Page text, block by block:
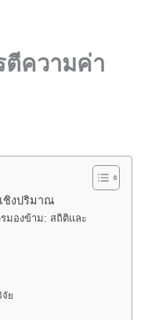
ตีความค่า
ชิงปริมาณ
มองข้าม: สถิติและ
จัย